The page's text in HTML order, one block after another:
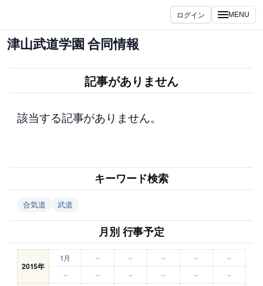
を
ス
キ
プ
ログイン MENU
津山武道学園 合同情報
記事がありません
該当する記事がありません。
キーワード検索
合気道 武道
月別 行事予定
2015年
1月 – – – –
–
–
– – – – –